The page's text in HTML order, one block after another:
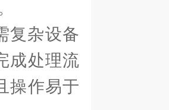
复杂设备
成处理流
操作易于